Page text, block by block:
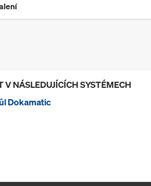
V NÁSLEDUJÍCÍCH SYSTÉMECH
Dokamatic